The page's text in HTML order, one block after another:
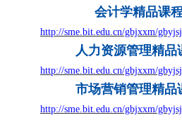
会计学精品课
http://sme.bit.edu.cn/gbjxxm/
人力资源管理精品
http://sme.bit.edu.cn/gbjxxm/
市场营销管理精品
http://sme.bit.edu.cn/gbjxxm/